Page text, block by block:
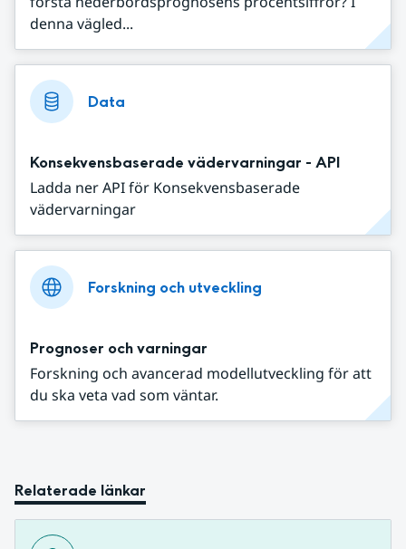
denna vägled...
Data
Konsekvensbaserade vädervarningar - API
Ladda ner API för Konsekvensbaserade
vädervarningar
Forskning och utveckling
Prognoser och varningar
Forskning och avancerad modellutveckling för att
du ska veta vad som väntar.
Relaterade länkar